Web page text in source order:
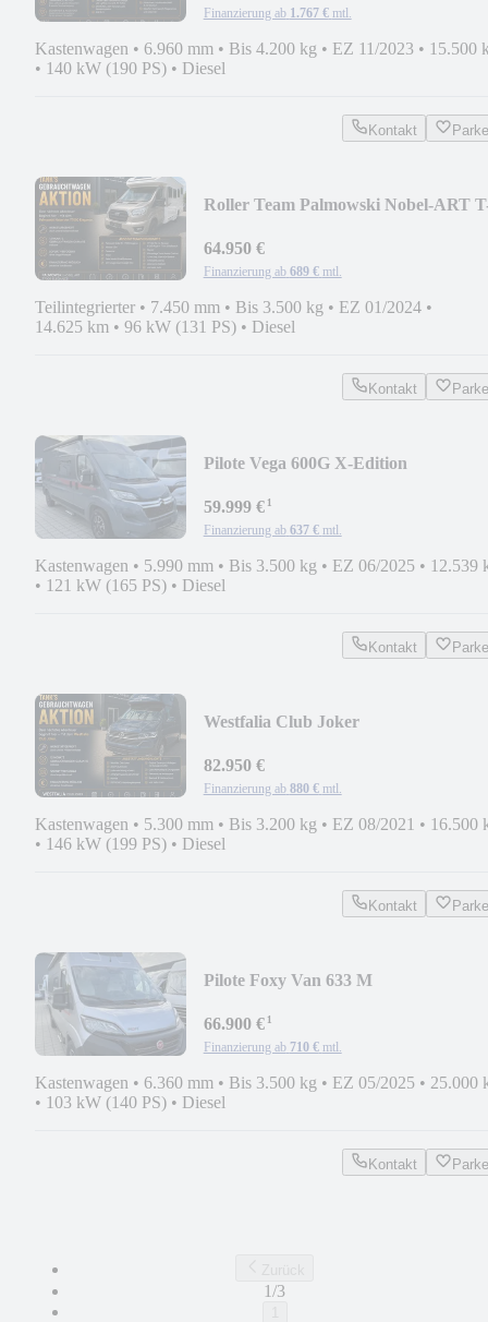
Finanzierung ab 1.767 € mtl.
Kastenwagen • 6.960 mm • Bis 4.200 kg • EZ 11/2023 • 15.500
• 140 kW (190 PS) • Diesel
Kontakt
Roller Team Palmowski Nobel-ART
64.950 €
Finanzierung ab 689 € mtl.
Teilintegrierter • 7.450 mm • Bis 3.500 kg • EZ 01/2024 •
14.625 km • 96 kW (131 PS) • Diesel
Kontakt
Pilote Vega 600G X-Edition
59.999 €¹
Finanzierung ab 637 € mtl.
Kastenwagen • 5.990 mm • Bis 3.500 kg • EZ 06/2025 • 12.539
• 121 kW (165 PS) • Diesel
Kontakt
Westfalia Club Joker
82.950 €
Finanzierung ab 880 € mtl.
Kastenwagen • 5.300 mm • Bis 3.200 kg • EZ 08/2021 • 16.500
• 146 kW (199 PS) • Diesel
Kontakt
Pilote Foxy Van 633 M
66.900 €¹
Finanzierung ab 710 € mtl.
Kastenwagen • 6.360 mm • Bis 3.500 kg • EZ 05/2025 • 25.000
• 103 kW (140 PS) • Diesel
Kontakt
1/3